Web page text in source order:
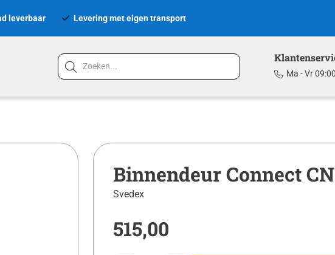
leverbaar Levering met eigen transport
Ma - Vr
Binnendeur Connect
Svedex
515,00